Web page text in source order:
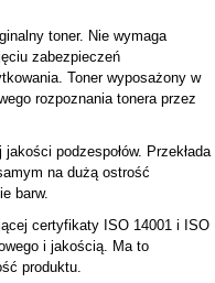
toner. Nie wymaga
zabezpieczeń
Toner wyposażony w
rozpoznania tonera przez
podzespołów. Przekłada
na dużą ostrość
barw.
certyfikaty ISO 14001 i ISO
i jakością. Ma to
produktu.